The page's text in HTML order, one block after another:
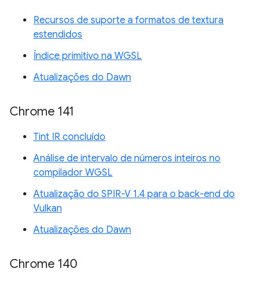
Recursos de suporte a formatos de textura
estendidos
Índice primitivo na WGSL
Atualizações do Dawn
Chrome 141
Tint IR concluído
Análise de intervalo de números inteiros no
compilador WGSL
Atualização do SPIR-V 1.4 para o back-end do
Vulkan
Atualizações do Dawn
Chrome 140